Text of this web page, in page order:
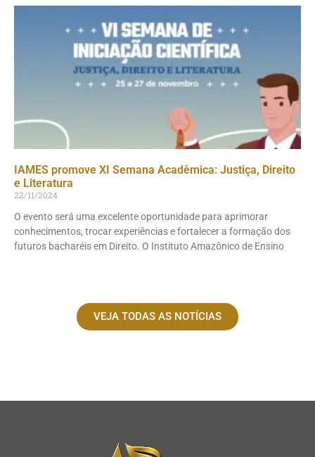
IAMES promove XI Semana Acadêmica: Justiça, Direito
e Literatura
22/11/2024
O evento será uma excelente oportunidade para aprimorar
conhecimentos, trocar experiências e fortalecer a formação dos
futuros bacharéis em Direito. O Instituto Amazônico de Ensino
VEJA TODAS AS NOTÍCIAS